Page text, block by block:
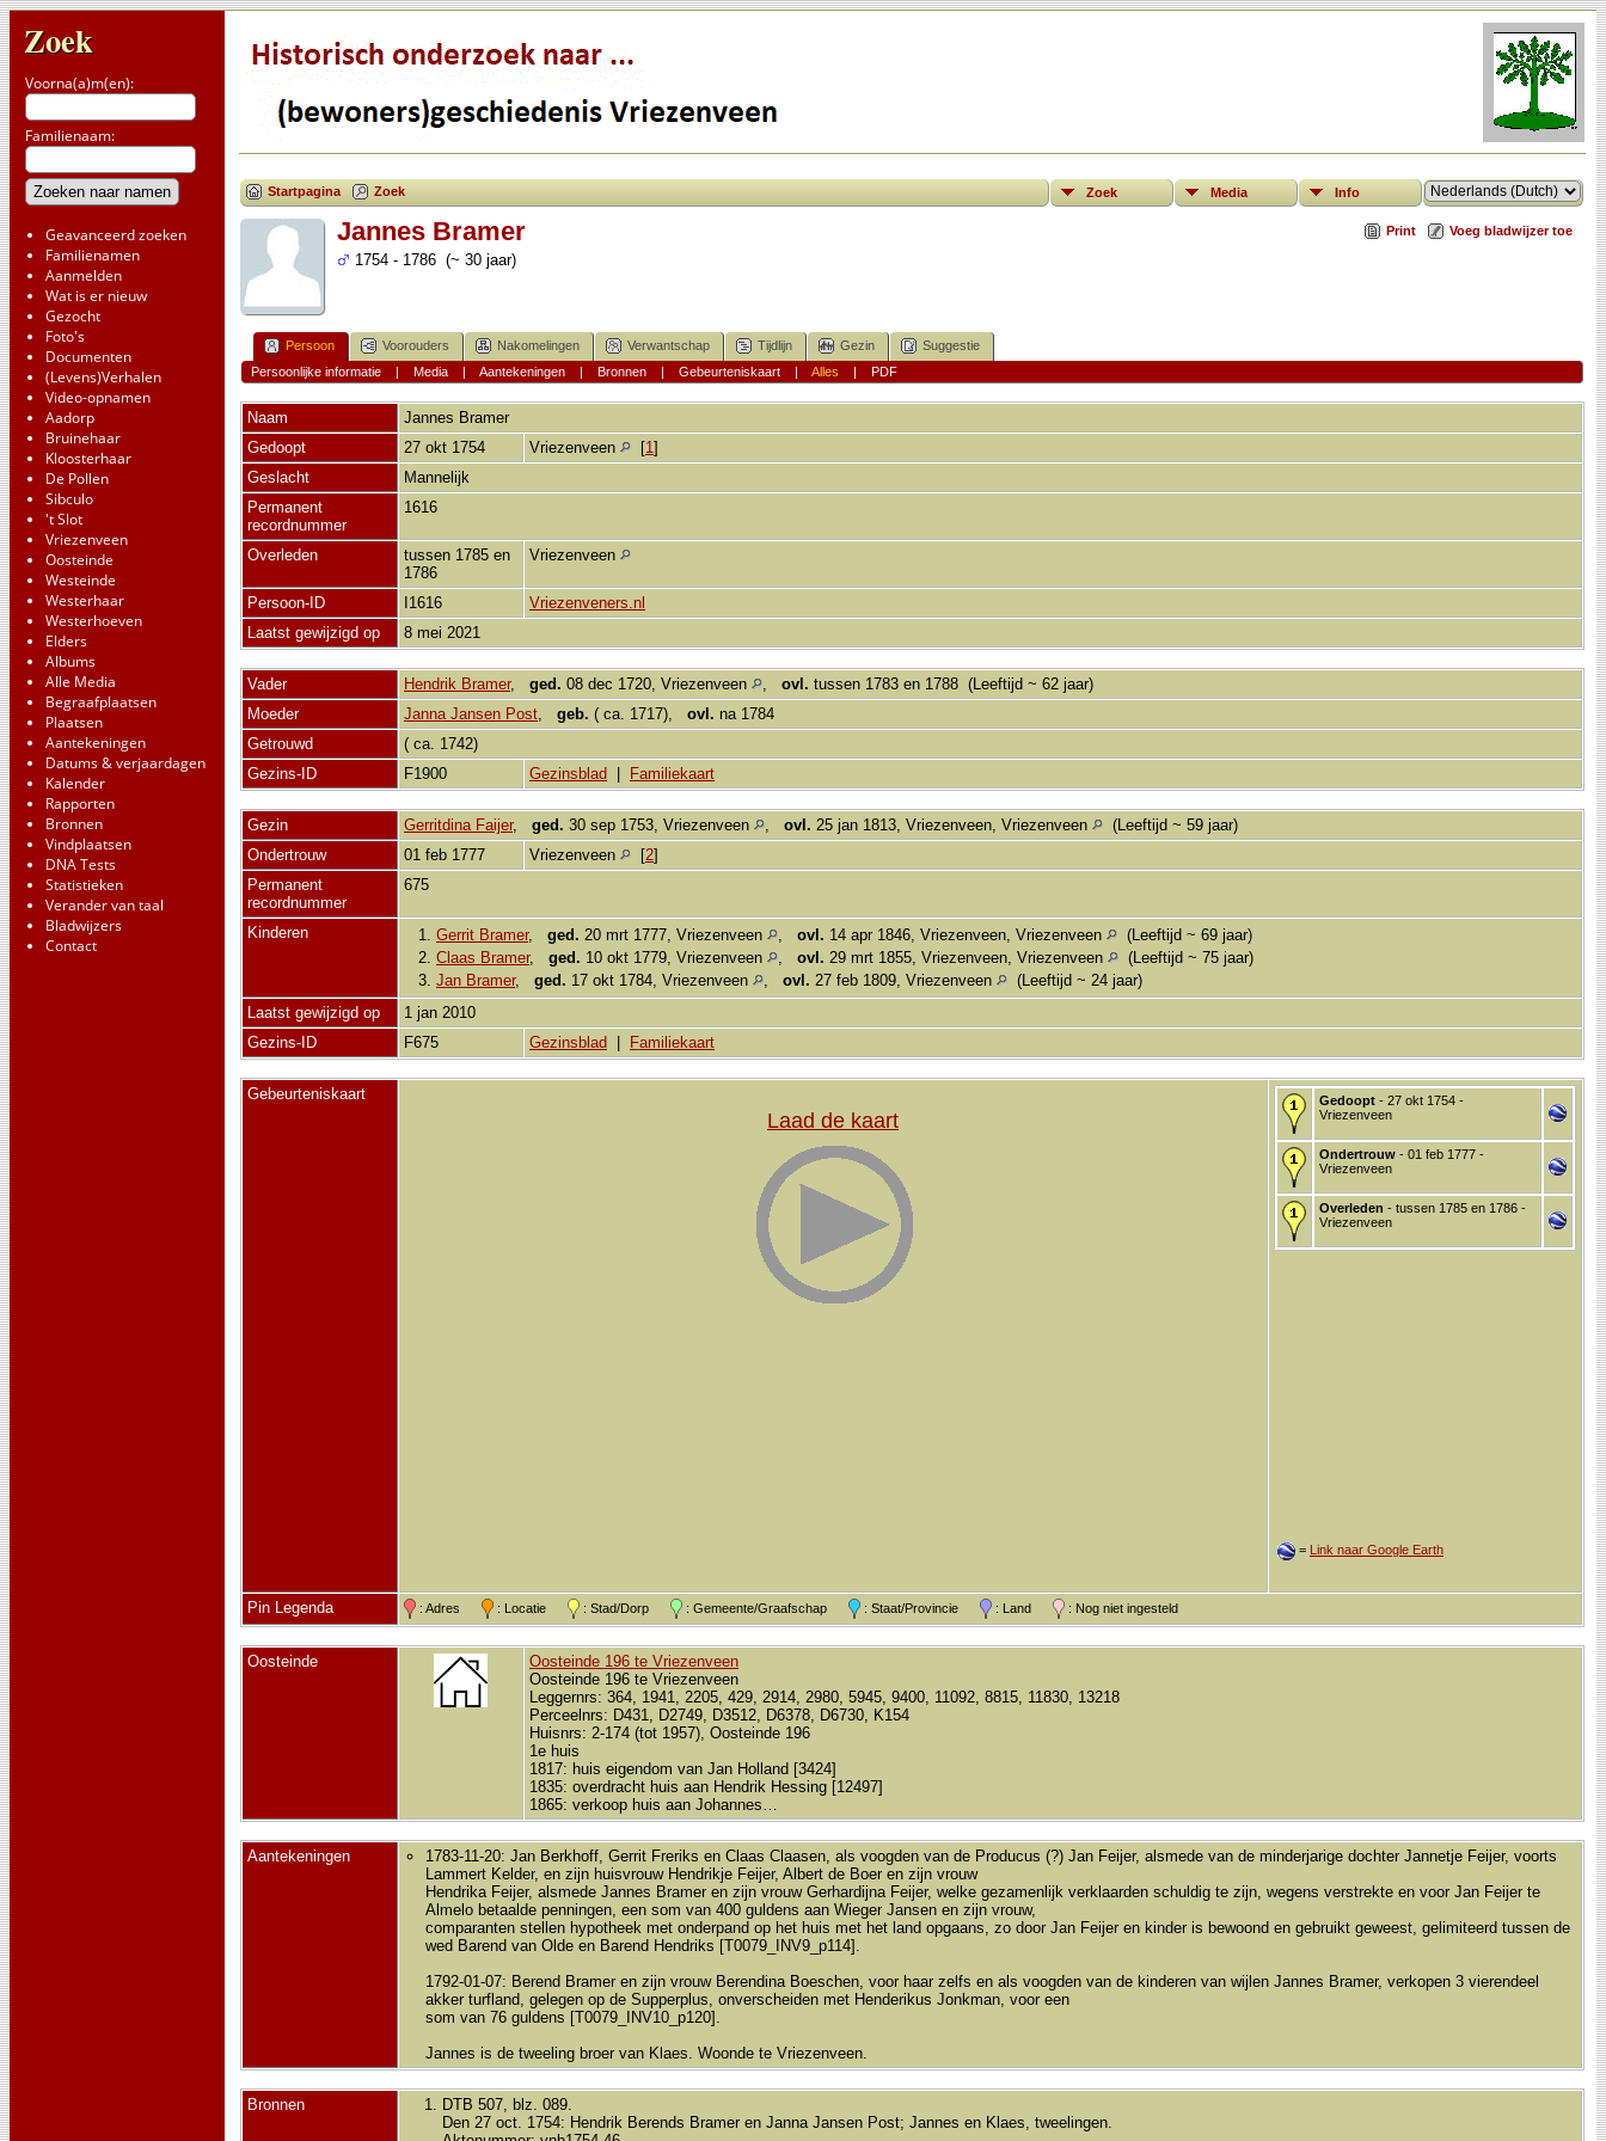
Zoek
Voorna(a)m(en):
Familienaam:
Geavanceerd zoeken
Familienamen
Aanmelden
Wat is er nieuw
Gezocht
Foto's
Documenten
(Levens)Verhalen
Video-opnamen
Aadorp
Bruinehaar
Kloosterhaar
De Pollen
Sibculo
't Slot
Vriezenveen
Oosteinde
Westeinde
Westerhaar
Westerhoeven
Elders
Albums
Alle Media
Begraafplaatsen
Plaatsen
Aantekeningen
Datums & verjaardagen
Kalender
Rapporten
Bronnen
Vindplaatsen
DNA Tests
Statistieken
Verander van taal
Bladwijzers
Contact
Startpagina Zoek Zoek Media Info
Print Voeg bladwijzer toe
Jannes Bramer
1754 - 1786 (~ 30 jaar)
Persoon Voorouders Nakomelingen Verwantschap Tijdlijn Gezin
Suggestie
Persoonlijke informatie| Media| Aantekeningen| Bronnen| Gebeurteniskaart| Alles | PDF
Naam Jannes Bramer
Gedoopt
27 okt 1754 Vriezenveen [1]
Geslacht
Mannelijk
Permanent
recordnummer
1616
Overleden
tussen 1785 en
1786
Vriezenveen
Persoon-ID I1616
Vriezenveners.nl
Laatst gewijzigd op
8 mei 2021
Vader Hendrik Bramer, ged. 08 dec 1720, Vriezenveen , ovl. tussen 1783 en 1788 (Leeftijd ~ 62 jaar)
Moeder
Janna Jansen Post, geb. ( ca. 1717), ovl. na 1784
Getrouwd
( ca. 1742)
Gezins-ID
F1900 Gezinsblad Familiekaart
Gezin Gerritdina Faijer, ged. 30 sep 1753, Vriezenveen , ovl. 25 jan 1813, Vriezenveen, Vriezenveen
(Leeftijd ~ 59 jaar)
Ondertrouw
01 feb 1777 Vriezenveen [2]
Permanent
recordnummer
675
Kinderen 1. Gerrit Bramer, ged. 20 mrt 1777, Vriezenveen , ovl. 14 apr 1846, Vriezenveen, Vriezenveen
(Leeftijd ~ 69 jaar)
2. Claas Bramer, ged. 10 okt 1779, Vriezenveen , ovl. 29 mrt 1855, Vriezenveen, Vriezenveen
(Leeftijd ~ 75 jaar)
3. Jan Bramer, ged. 17 okt 1784, Vriezenveen , ovl. 27 feb 1809, Vriezenveen
(Leeftijd ~ 24 jaar)
Laatst gewijzigd op
1 jan 2010
Gezins-ID
F675 Gezinsblad Familiekaart
Gebeurteniskaart
Laad de kaart
Gedoopt - 27 okt 1754 -
Vriezenveen
Ondertrouw - 01 feb 1777 -
Vriezenveen
Overleden - tussen 1785 en 1786 -
Vriezenveen
= Link naar Google Earth
Pin Legenda : Adres : Locatie : Stad/Dorp : Gemeente/Graafschap : Staat/Provincie : Land : Nog niet ingesteld
Oosteinde
Oosteinde 196 te Vriezenveen
Oosteinde 196 te Vriezenveen
Leggernrs: 364, 1941, 2205, 429, 2914, 2980, 5945, 9400, 11092, 8815, 11830, 13218
Perceelnrs: D431, D2749, D3512, D6378, D6730, K154
Huisnrs: 2-174 (tot 1957), Oosteinde 196
1e huis
1817: huis eigendom van Jan Holland [3424]
1835: overdracht huis aan Hendrik Hessing [12497]
1865: verkoop huis aan Johannes…
Aantekeningen
1783-11-20: Jan Berkhoff, Gerrit Freriks en Claas Claasen, als voogden van de Producus (?) Jan Feijer, alsmede van de minderjarige dochter Jannetje Feijer, voorts
Lammert Kelder, en zijn huisvrouw Hendrikje Feijer, Albert de Boer en zijn vrouw
Hendrika Feijer, alsmede Jannes Bramer en zijn vrouw Gerhardijna Feijer, welke gezamenlijk verklaarden schuldig te zijn, wegens verstrekte en voor Jan Feijer te
Almelo betaalde penningen, een som van 400 guldens aan Wieger Jansen en zijn vrouw,
comparanten stellen hypotheek met onderpand op het huis met het land opgaans, zo door Jan Feijer en kinder is bewoond en gebruikt geweest, gelimiteerd tussen de
wed Barend van Olde en Barend Hendriks [T0079_INV9_p114].
1792-01-07: Berend Bramer en zijn vrouw Berendina Boeschen, voor haar zelfs en als voogden van de kinderen van wijlen Jannes Bramer, verkopen 3 vierendeel
akker turfland, gelegen op de Supperplus, onverscheiden met Henderikus Jonkman, voor een
som van 76 guldens [T0079_INV10_p120].
Jannes is de tweeling broer van Klaes. Woonde te Vriezenveen.
Bronnen
DTB 507, blz. 089.
Den 27 oct. 1754: Hendrik Berends Bramer en Janna Jansen Post; Jannes en Klaes, tweelingen.